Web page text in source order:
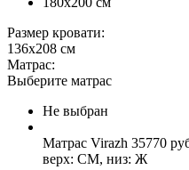
Размер кровати:
136x208 см
Матрас:
Выберите матрас
Не выбран
Матрас Virazh 35770
верх: СМ, низ: Ж